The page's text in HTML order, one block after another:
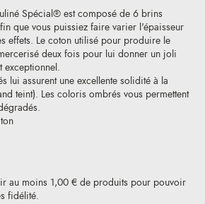
au moins 1,00 € de produits pour pouvoir
fidélité.
Spécial® est composé de 6 brins
que vous puissiez faire varier l'épaisseur
effets. Le coton utilisé pour produire le
deux fois pour lui donner un joli
exceptionnel.
lui assurent une excellente solidité à la
teint). Les coloris ombrés vous permettent